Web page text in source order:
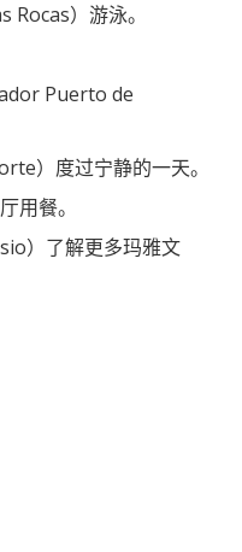
Rocas）游泳。
Puerto de
）度过宁静的一天。
用餐。
）了解更多玛雅文